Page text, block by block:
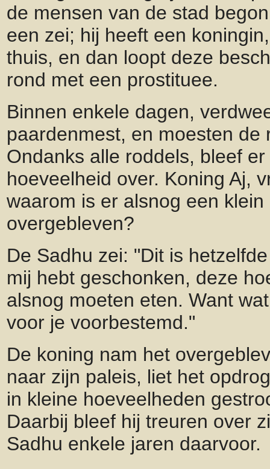
de mensen van de stad
een zei; hij heeft een
thuis, en dan loopt deze
rond met een prostituee.
Binnen enkele dagen,
paardenmest, en moesten de
Ondanks alle roddels, bleef
hoeveelheid over. Koning Aj,
waarom is er alsnog een
overgebleven?
De Sadhu zei: "Dit is
mij hebt geschonken, deze
alsnog moeten eten. Want
voor je voorbestemd."
De koning nam het
naar zijn paleis, liet het
in kleine hoeveelheden
Daarbij bleef hij treuren over
Sadhu enkele jaren daarvoor.